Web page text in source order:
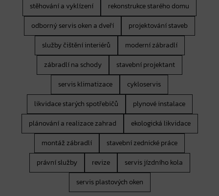
stěhování a vyklízení
rekonstrukce starého domu
odborný servis oken a dveří
projektování staveb
služby čištění interiérů
moderní zábradlí
zábradlí na schody
stavební projektant
servis klimatizace
cykloservis
likvidace starých spotřebičů
plynové instalace
plánování a realizace zahrad
ekologická likvidace
montáž zábradlí
stavební zednické práce
právní služby
revize
servis jízdního kola
servis plastových oken